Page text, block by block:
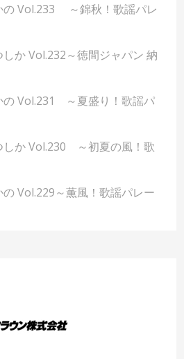
の Vol.233 ～錦秋！歌謡パレ
か Vol.232～徳間ジャパン 納
の Vol.231 ～夏盛り！歌謡パ
しか Vol.230 ～初夏の風！歌
Vol.229～薫風！歌謡パレー